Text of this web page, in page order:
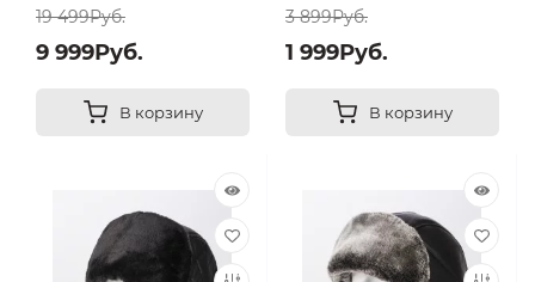
19 499Руб.
9 999Руб.
В корзину
3 899Руб.
1 999Руб.
В корзину